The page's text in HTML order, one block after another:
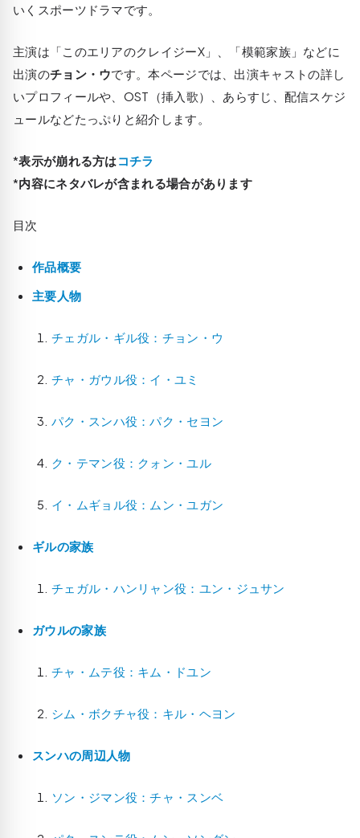
いくスポーツドラマです。
主演は「このエリアのクレイジーX」、「模範家族」などに
出演のチョン・ウです。本ページでは、出演キャストの詳し
いプロフィールや、OST（挿入歌）、あらすじ、配信スケジ
ュールなどたっぷりと紹介します。
*表示が崩れる方はコチラ
*内容にネタバレが含まれる場合があります
目次
作品概要
主要人物
チェガル・ギル役：チョン・ウ
チャ・ガウル役：イ・ユミ
パク・スンハ役：パク・セヨン
ク・テマン役：クォン・ユル
イ・ムギョル役：ムン・ユガン
ギルの家族
チェガル・ハンリャン役：ユン・ジュサン
ガウルの家族
チャ・ムテ役：キム・ドユン
シム・ボクチャ役：キル・ヘヨン
スンハの周辺人物
ソン・ジマン役：チャ・スンベ